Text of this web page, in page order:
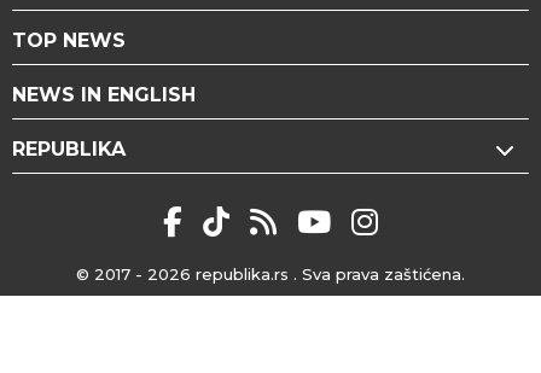
TOP NEWS
NEWS IN ENGLISH
REPUBLIKA
© 2017 - 2026 republika.rs . Sva prava zaštićena.